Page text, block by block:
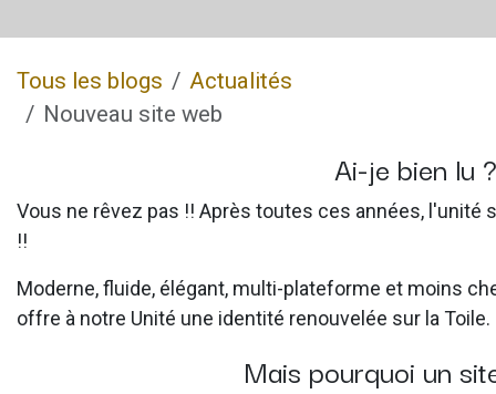
Tous les blogs
Actualités
Nouveau site web
Ai-je bien lu ?
Vous ne rêvez pas !! Après toutes ces années, l'unité
!!
Moderne, fluide, élégant, multi-plateforme et moins
offre à notre Unité une identité renouvelée sur la Toile.
Mais pourquoi un